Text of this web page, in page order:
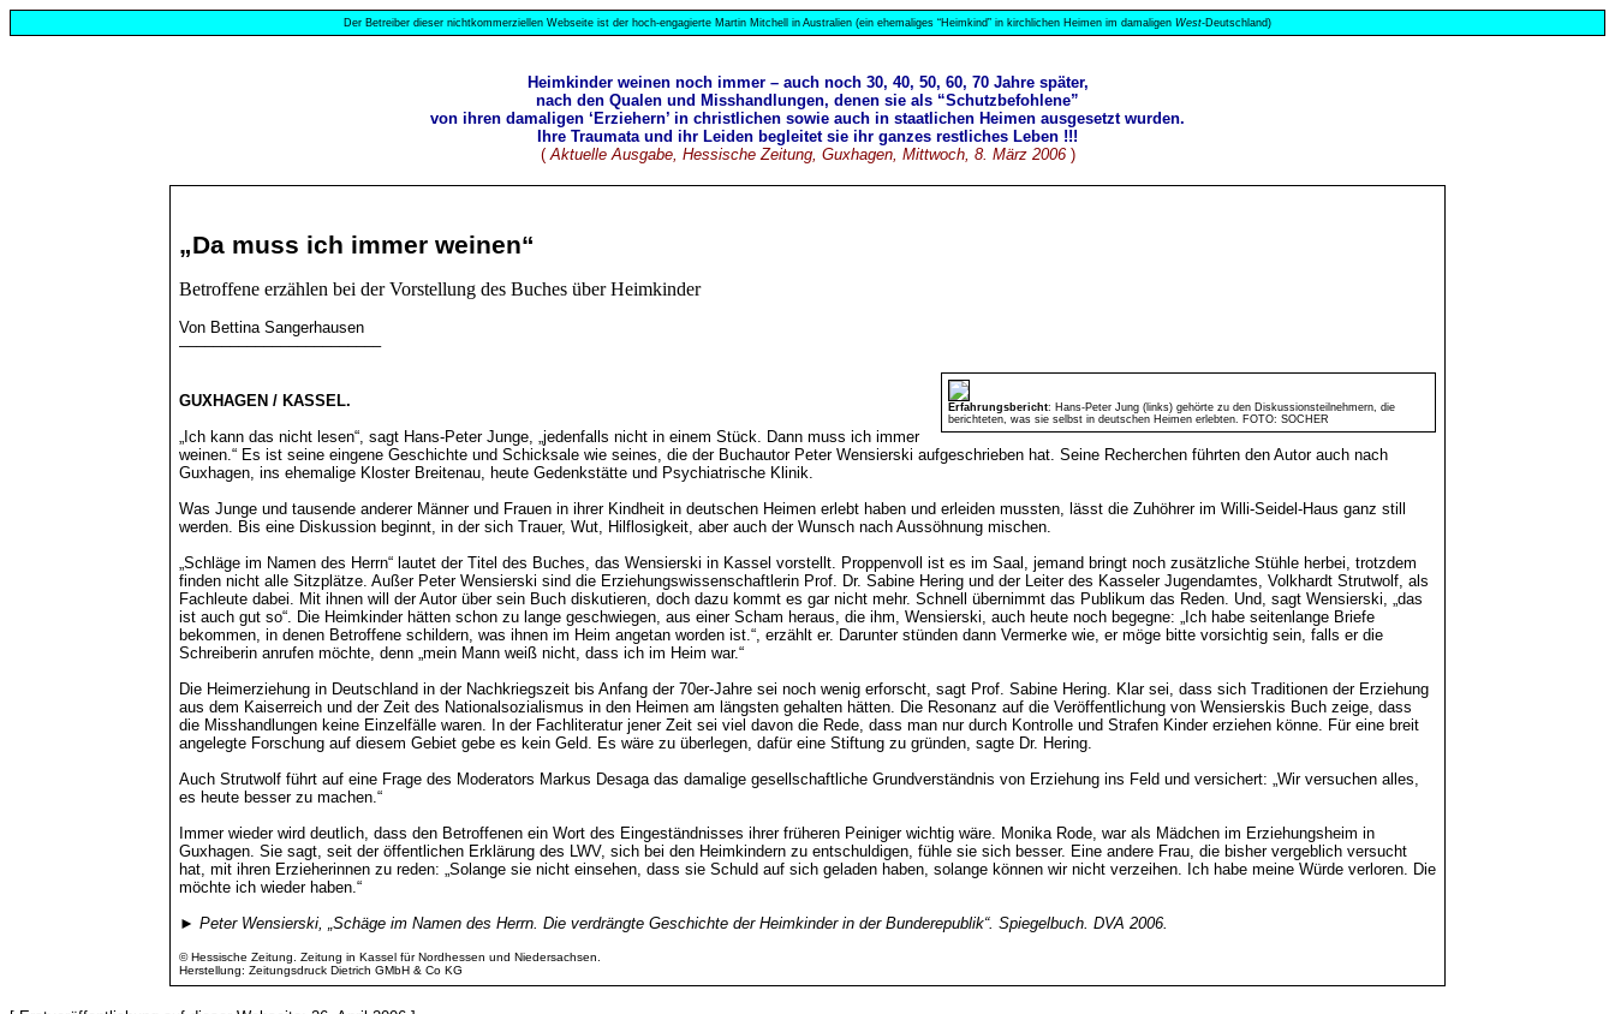
Der Betreiber dieser nichtkommerziellen Webseite ist der hoch-engagierte Martin Mitchell in Australien (ein ehemaliges “Heimkind” in kirchlichen Heimen im damaligen West-Deutschland)
Heimkinder weinen noch immer – auch noch 30, 40, 50, 60, 70 Jahre später,
nach den Qualen und Misshandlungen, denen sie als “Schutzbefohlene”
von ihren damaligen ‘Erziehern’ in christlichen sowie auch in staatlichen Heimen ausgesetzt wurden.
Ihre Traumata und ihr Leiden begleitet sie ihr ganzes restliches Leben !!!
(Aktuelle Ausgabe, Hessische Zeitung, Guxhagen, Mittwoch, 8. März 2006)
„Da muss ich immer weinen“
Betroffene erzählen bei der Vorstellung des Buches über Heimkinder
Von Bettina Sangerhausen
––––––––––––––––––––––––
Erfahrungsbericht: Hans-Peter Jung (links) gehörte zu den Diskussionsteilnehmern, die
berichteten, was sie selbst in deutschen Heimen erlebten. FOTO: SOCHER
GUXHAGEN / KASSEL.
„Ich kann das nicht lesen“, sagt Hans-Peter Junge, „jedenfalls nicht in einem Stück. Dann muss ich immer
weinen.“ Es ist seine eingene Geschichte und Schicksale wie seines, die der Buchautor Peter Wensierski aufgeschrieben hat. Seine Recherchen führten den Autor auch nach
Guxhagen, ins ehemalige Kloster Breitenau, heute Gedenkstätte und Psychiatrische Klinik.
Was Junge und tausende anderer Männer und Frauen in ihrer Kindheit in deutschen Heimen erlebt haben und erleiden mussten, lässt die Zuhöhrer im Willi-Seidel-Haus ganz still
werden. Bis eine Diskussion beginnt, in der sich Trauer, Wut, Hilflosigkeit, aber auch der Wunsch nach Aussöhnung mischen.
„Schläge im Namen des Herrn“ lautet der Titel des Buches, das Wensierski in Kassel vorstellt. Proppenvoll ist es im Saal, jemand bringt noch zusätzliche Stühle herbei, trotzdem
finden nicht alle Sitzplätze. Außer Peter Wensierski sind die Erziehungswissenschaftlerin Prof. Dr. Sabine Hering und der Leiter des Kasseler Jugendamtes, Volkhardt Strutwolf, als
Fachleute dabei. Mit ihnen will der Autor über sein Buch diskutieren, doch dazu kommt es gar nicht mehr. Schnell übernimmt das Publikum das Reden. Und, sagt Wensierski, „das
ist auch gut so“. Die Heimkinder hätten schon zu lange geschwiegen, aus einer Scham heraus, die ihm, Wensierski, auch heute noch begegne: „Ich habe seitenlange Briefe
bekommen, in denen Betroffene schildern, was ihnen im Heim angetan worden ist.“, erzählt er. Darunter stünden dann Vermerke wie, er möge bitte vorsichtig sein, falls er die
Schreiberin anrufen möchte, denn „mein Mann weiß nicht, dass ich im Heim war.“
Die Heimerziehung in Deutschland in der Nachkriegszeit bis Anfang der 70er-Jahre sei noch wenig erforscht, sagt Prof. Sabine Hering. Klar sei, dass sich Traditionen der Erziehung
aus dem Kaiserreich und der Zeit des Nationalsozialismus in den Heimen am längsten gehalten hätten. Die Resonanz auf die Veröffentlichung von Wensierskis Buch zeige, dass
die Misshandlungen keine Einzelfälle waren. In der Fachliteratur jener Zeit sei viel davon die Rede, dass man nur durch Kontrolle und Strafen Kinder erziehen könne. Für eine breit
angelegte Forschung auf diesem Gebiet gebe es kein Geld. Es wäre zu überlegen, dafür eine Stiftung zu gründen, sagte Dr. Hering.
Auch Strutwolf führt auf eine Frage des Moderators Markus Desaga das damalige gesellschaftliche Grundverständnis von Erziehung ins Feld und versichert: „Wir versuchen alles,
es heute besser zu machen.“
Immer wieder wird deutlich, dass den Betroffenen ein Wort des Eingeständnisses ihrer früheren Peiniger wichtig wäre. Monika Rode, war als Mädchen im Erziehungsheim in
Guxhagen. Sie sagt, seit der öffentlichen Erklärung des LWV, sich bei den Heimkindern zu entschuldigen, fühle sie sich besser. Eine andere Frau, die bisher vergeblich versucht
hat, mit ihren Erzieherinnen zu reden: „Solange sie nicht einsehen, dass sie Schuld auf sich geladen haben, solange können wir nicht verzeihen. Ich habe meine Würde verloren. Die
möchte ich wieder haben.“
► Peter Wensierski, „Schäge im Namen des Herrn. Die verdrängte Geschichte der Heimkinder in der Bunderepublik“. Spiegelbuch. DVA 2006.
© Hessische Zeitung. Zeitung in Kassel für Nordhessen und Niedersachsen.
Herstellung: Zeitungsdruck Dietrich GMbH & Co KG